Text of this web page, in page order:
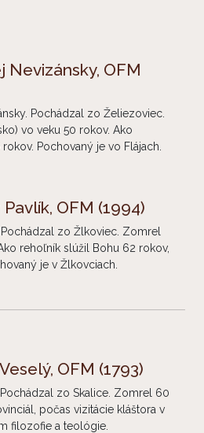
Nevizánsky, OFM
Pochádzal zo Želiezoviec.
vo veku 50 rokov. Ako
Pochovaný je vo Flájach.
Pavlík, OFM (1994)
Pochádzal zo Žlkoviec. Zomrel
rehoľník slúžil Bohu 62 rokov,
je v Žlkovciach.
OFM (1793)
Pochádzal zo Skalice. Zomrel 60
počas vizitácie kláštora v
filozofie a teológie.